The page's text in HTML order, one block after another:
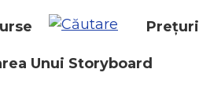
Prețuri
Unui Storyboard